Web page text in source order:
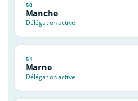
50
Manche
Délégation active
51
Marne
Délégation active